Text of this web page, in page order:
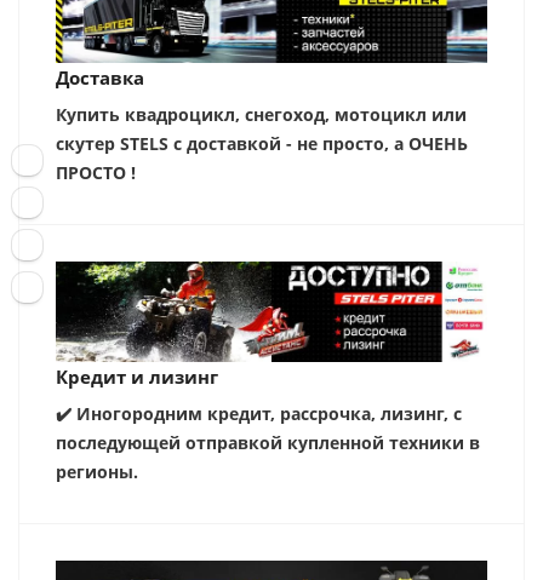
Доставка
Купить квадроцикл, снегоход, мотоцикл или
скутер STELS с доставкой - не просто, а ОЧЕНЬ
ПРОСТО !
Кредит и лизинг
✔️ Иногородним кредит, рассрочка, лизинг, с
последующей отправкой купленной техники в
регионы.